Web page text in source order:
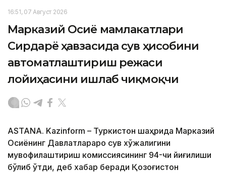
16:51, 07 Август 2026
Марказий Осиё мамлакатлари
Сирдарё ҳавзасида сув ҳисобини
автоматлаштириш режаси
лойиҳасини ишлаб чиқмоқчи
ASTANA. Kazinform – Туркистон шаҳрида Марказий
Осиёнинг Давлатлараро сув хўжалигини
мувофиқлаштириш комиссиясининг 94-чи йиғилиши
бўлиб ўтди, деб хабар беради Қозоғистон